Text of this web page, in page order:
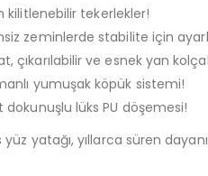
kilitlenebilir tekerlekler!
zeminlerde stabilite için
çıkarılabilir ve esnek yan
yumuşak köpük sistemi!
lüks PU döşemesi!
yatağı, yıllarca süren